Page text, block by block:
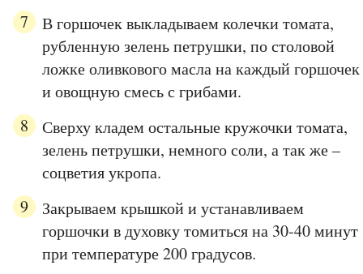
В горшочек выкладываем колечки томата,
рубленную зелень петрушки, по столовой
ложке оливкового масла на каждый горшочек
и овощную смесь с грибами.
Сверху кладем остальные кружочки томата,
зелень петрушки, немного соли, а так же –
соцветия укропа.
Закрываем крышкой и устанавливаем
горшочки в духовку томиться на 30-40 минут
при температуре 200 градусов.